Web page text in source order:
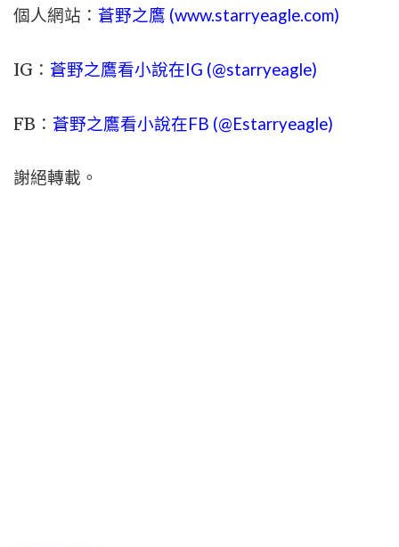
個人網站： 蒼野之鷹 (www.starryeagle.com)
IG： 蒼野之鷹看小說在IG (@starryeagle)
FB： 蒼野之鷹看小說在FB (@Estarryeagle)
謝絕轉載。